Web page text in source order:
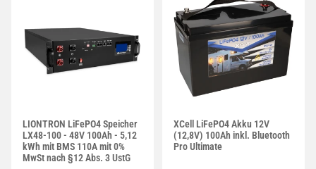
LIONTRON LiFePO4 Speicher
LX48-100 - 48V 100Ah - 5,12
kWh mit BMS 110A mit 0%
MwSt nach §12 Abs. 3 UstG
XCell LiFePO4 Akku 12V
(12,8V) 100Ah inkl. Bluetooth
Pro Ultimate